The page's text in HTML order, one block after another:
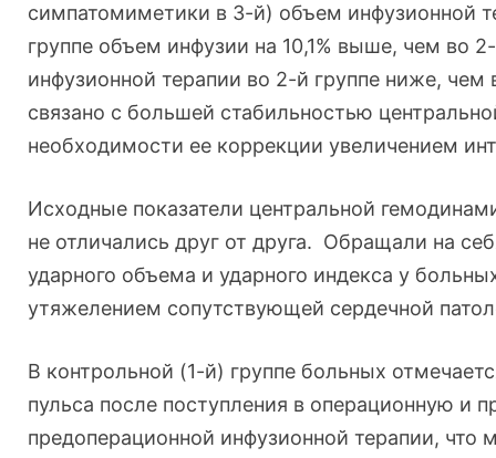
симпатомиметики в 3-й) объем инфузионной
группе объем инфузии на 10,1% выше, чем во
инфузионной терапии во 2-й группе ниже, чем
связано с большей стабильностью
необходимости ее коррекции увеличением
Исходные показатели центральной
не отличались друг от друга. Обращали на
ударного объема и ударного индекса у
утяжелением сопутствующей сердечной
В контрольной (1-й) группе больных
пульса после поступления в операционную и
предоперационной инфузионной терапии,